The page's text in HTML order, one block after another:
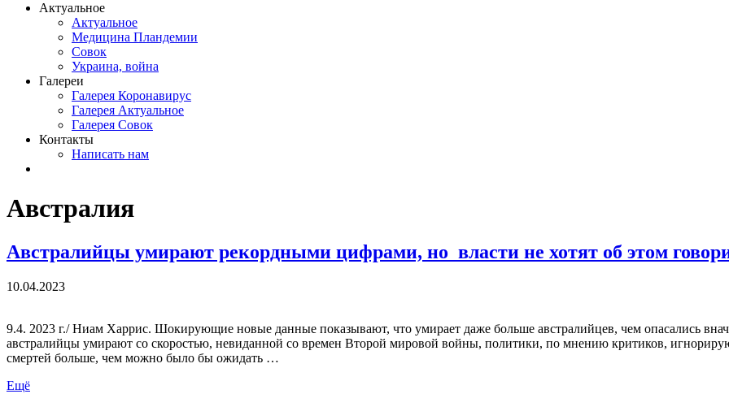
Актуальное
Актуальное
Медицина Пландемии
Совок
Украина, война
Галереи
Галерея Коронавирус
Галерея Актуальное
Галерея Совок
Контакты
Написать нам
Австралия
Австралийцы умирают рекордными цифрами, но власти не хотят об этом
10.04.2023
9.4. 2023 г./ Ниам Харрис. Шокирующие новые данные показывают, что умирает даже больше австралийцев, чем опасались
австралийцы умирают со скоростью, невиданной со времен Второй мировой войны, политики, по мнению критиков,
смертей больше, чем можно было бы ожидать …
Ещё